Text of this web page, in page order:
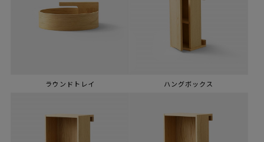
ラウンドトレイ ハングボックス